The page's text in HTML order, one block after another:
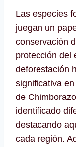
Las especies
juegan un
conservación
protección del
deforestación
significativa
de
identificado
destacando
cada región.